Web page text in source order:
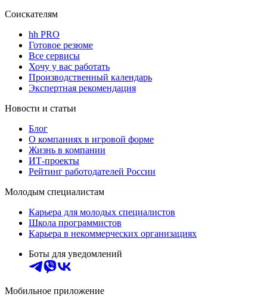
Соискателям
hh PRO
Готовое резюме
Все сервисы
Хочу у вас работать
Производственный календарь
Экспертная рекомендация
Новости и статьи
Блог
О компаниях в игровой форме
Жизнь в компании
ИТ-проекты
Рейтинг работодателей России
Молодым специалистам
Карьера для молодых специалистов
Школа программистов
Карьера в некоммерческих организациях
Боты для уведомлений
Мобильное приложение